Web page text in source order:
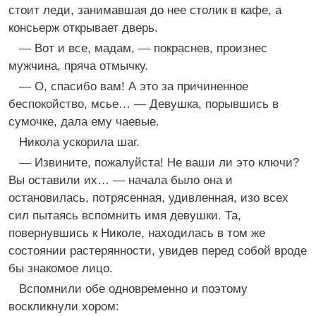
стоит леди, занимавшая до нее столик в кафе, а
консьерж открывает дверь.
— Вот и все, мадам, — покраснев, произнес
мужчина, пряча отмычку.
— О, спасибо вам! А это за причиненное
беспокойство, мсье… — Девушка, порывшись в
сумочке, дала ему чаевые.
Никола ускорила шаг.
— Извините, пожалуйста! Не ваши ли это ключи?
Вы оставили их… — начала было она и
остановилась, потрясенная, удивленная, изо всех
сил пытаясь вспомнить имя девушки. Та,
повернувшись к Николе, находилась в том же
состоянии растерянности, увидев перед собой вроде
бы знакомое лицо.
Вспомнили обе одновременно и поэтому
воскликнули хором: